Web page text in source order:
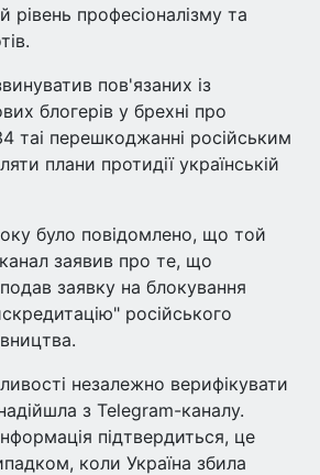
рівень професіоналізму та
пов'язаних із
блогерів у брехні про
таі перешкоджанні російським
плани протидії українській
було повідомлено, що той
заявив про те, що
заявку на блокування
російського
незалежно верифікувати
з Telegram-каналу.
підтвердиться, це
коли Україна збила